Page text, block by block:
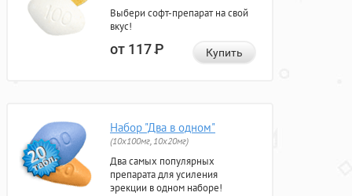
Выбери софт-препарат на свой
вкус!
от 117Р Купить
Набор "Два в одном"
(10x100мг, 10x20мг)
Два самых популярных
препарата для усиления
эрекции в одном наборе!